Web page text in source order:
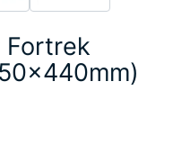
Fortrek